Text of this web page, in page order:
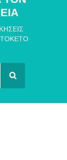
ΤΟΚΕΤΟ